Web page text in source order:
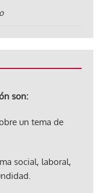
son:
un tema de
social, laboral,